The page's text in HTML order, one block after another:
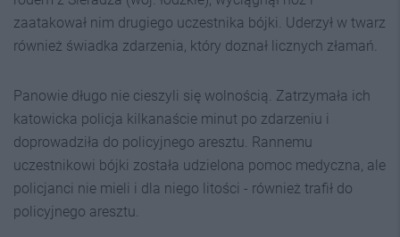
zaatakował nim drugiego uczestnika bójki. Uderzył w twarz
również świadka zdarzenia, który doznał licznych złamań.
Panowie długo nie cieszyli się wolnością. Zatrzymała ich
katowicka policja kilkanaście minut po zdarzeniu i
doprowadziła do policyjnego aresztu. Rannemu
uczestnikowi bójki została udzielona pomoc medyczna, ale
policjanci nie mieli i dla niego litości - również trafił do
policyjnego aresztu.